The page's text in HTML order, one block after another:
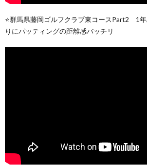
⭐️群馬県藤岡ゴルフクラブ東コースPart2 1
りにパッティングの距離感バッチリ